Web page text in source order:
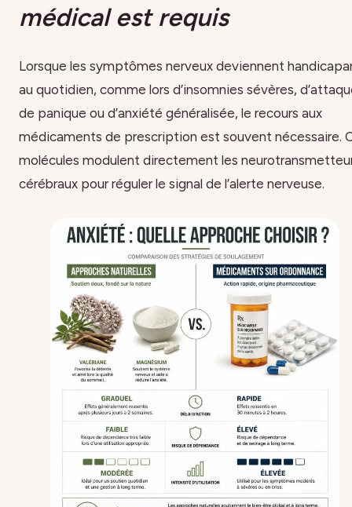
médical est requis
Lorsque les symptômes nerveux deviennent
au quotidien, comme lors d’insomnies sévères,
de panique ou d’anxiété généralisée, le recours aux
médicaments de prescription est souvent nécessaire.
molécules modulent directement les
cérébraux pour réguler le signal de l’alerte nerveuse.